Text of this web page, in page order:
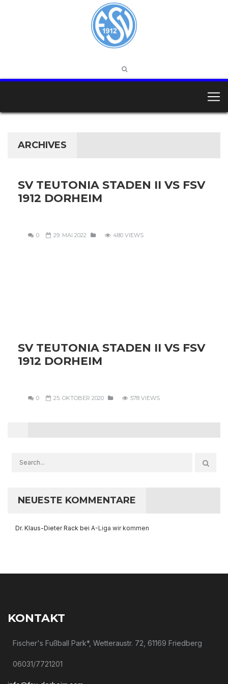
ARCHIVES
SV TEUTONIA STADEN II VS FSV
1912 DORHEIM
0 29. MAI 2022 480 VIEWS
SV TEUTONIA STADEN II VS FSV
1912 DORHEIM
0 25. OKTOBER 2020 578 VIEWS
NEUESTE KOMMENTARE
Dr. Klaus-Dieter Rack bei A-Liga wir kommen
KONTAKT
Fischer's Fußball Park*, Wetteraustr. 72, 61169 Friedberg
06031/7721201